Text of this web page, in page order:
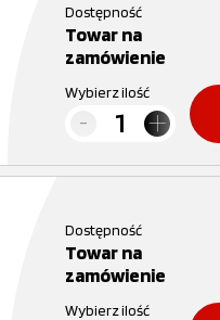
Dostępność
Towar na
zamówienie
Wybierz ilość
Dostępność
Towar na
zamówienie
Wybierz ilość